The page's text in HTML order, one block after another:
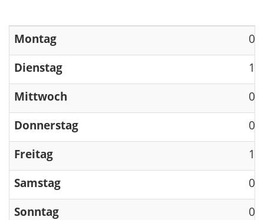
Montag
Dienstag
Mittwoch
Donnerstag
Freitag
Samstag
Sonntag